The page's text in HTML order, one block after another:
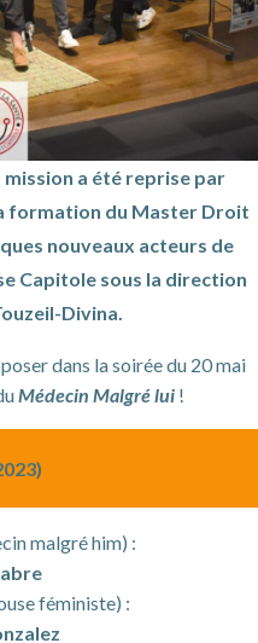
mission a été reprise par
formation du Master Droit
nouveaux acteurs de
Capitole sous la direction
Divina.
dans la soirée du 20 mai
Médecin Malgré lui!
malgré him) :
féministe) :